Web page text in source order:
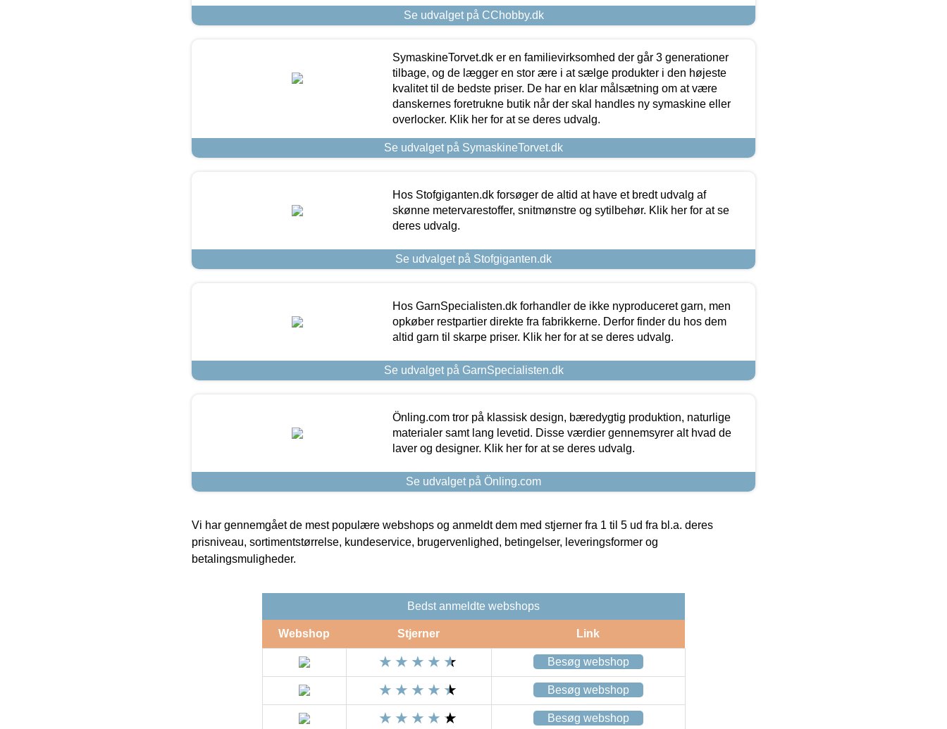
Se udvalget på CChobby.dk
SymaskineTorvet.dk er en familievirksomhed der går 3 generationer
tilbage, og de lægger en stor ære i at sælge produkter i den højeste
kvalitet til de bedste priser. De har en klar målsætning om at være
danskernes foretrukne butik når der skal handles ny symaskine eller
overlocker. Klik her for at se deres udvalg.
Se udvalget på SymaskineTorvet.dk
Hos Stofgiganten.dk forsøger de altid at have et bredt udvalg af
skønne metervarestoffer, snitmønstre og sytilbehør. Klik her for at se
deres udvalg.
Se udvalget på Stofgiganten.dk
Hos GarnSpecialisten.dk forhandler de ikke nyproduceret garn, men
opkøber restpartier direkte fra fabrikkerne. Derfor finder du hos dem
altid garn til skarpe priser. Klik her for at se deres udvalg.
Se udvalget på GarnSpecialisten.dk
Önling.com tror på klassisk design, bæredygtig produktion, naturlige
materialer samt lang levetid. Disse værdier gennemsyrer alt hvad de
laver og designer. Klik her for at se deres udvalg.
Se udvalget på Önling.com
Vi har gennemgået de mest populære webshops og anmeldt dem med stjerner fra 1 til 5 ud fra bl.a. deres
prisniveau, sortimentstørrelse, kundeservice, brugervenlighed, betingelser, leveringsformer og
betalingsmuligheder.
Bedst anmeldte webshops
Webshop Stjerner Link
Besøg webshop
Besøg webshop
Besøg webshop